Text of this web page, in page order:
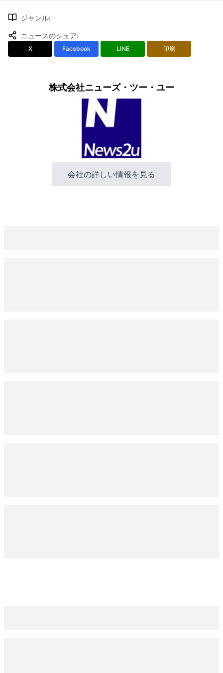
ジャンル:
ニュースのシェア:
X Facebook LINE 印刷
株式会社ニューズ・ツー・ユー
会社の詳しい情報を見る